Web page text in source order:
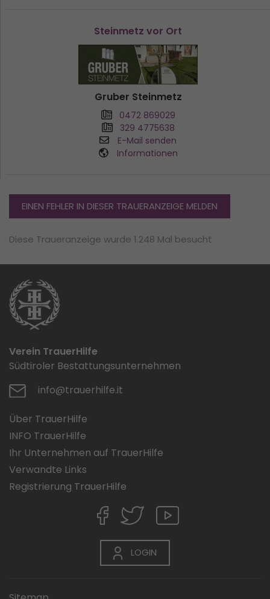
Steinmetz vor Ort
Gruber Steinmetz
0472 869029
329 4775638
E-Mail senden
Informationen
EINEN FEHLER IN DIESER TRAUERANZEIGE MELDEN
Diese Traueranzeige wurde 1.248 Mal besucht
Verein TrauerHilfe
Südtiroler Bestattungsunternehmen
info@trauerhilfe.it
Über TrauerHilfe
INFO TrauerHilfe
Ihr Unternehmen auf TrauerHilfe
Verwandte Links
Registrierung TrauerHilfe
LOGIN